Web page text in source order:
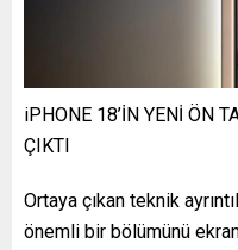
iPHONE 18’İN YENİ ÖN
ÇIKTI
Ortaya çıkan teknik
önemli bir bölümünü